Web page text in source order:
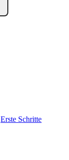
Erste Schritte